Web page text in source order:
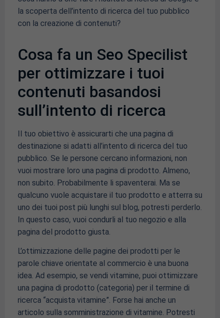
la scoperta dell’intento di ricerca del tuo pubblico
con la creazione di contenuti?
Cosa fa un Seo Specilist
per ottimizzare i tuoi
contenuti basandosi
sull’intento di ricerca
Il tuo obiettivo è assicurarti che una pagina di
destinazione si adatti all’intento di ricerca del tuo
pubblico. Se le persone cercano informazioni, non
vuoi mostrare loro una pagina di prodotto. Almeno,
non subito. Probabilmente li spaventerai. Ma se
qualcuno vuole acquistare il tuo prodotto e atterra su
uno dei tuoi post più lunghi sul blog, potresti perderlo.
In questo caso, vuoi condurli al tuo negozio e alla
pagina del prodotto giusta.
L’ottimizzazione delle pagine dei prodotti per le
parole chiave orientate al commercio è una buona
idea. Ad esempio, se vendi vitamine, puoi ottimizzare
una pagina di prodotto (categoria) per il termine di
ricerca “acquista vitamine”. Forse hai anche un
articolo sulla somministrazione di vitamine. Potresti